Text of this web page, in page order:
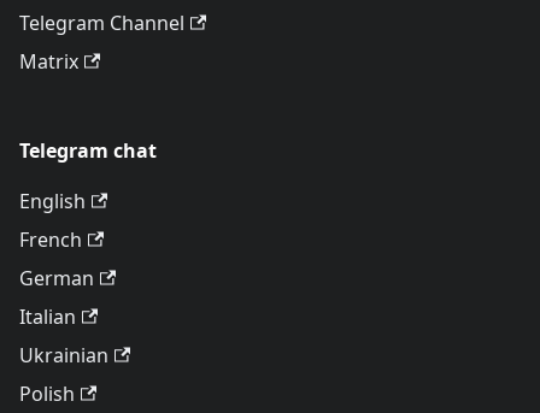
Telegram Channel
Matrix
Telegram chat
English
French
German
Italian
Ukrainian
Polish